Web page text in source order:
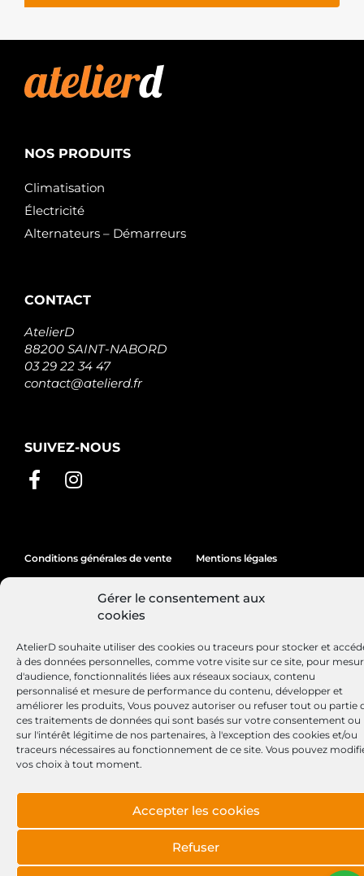
Gérer le consentement aux
cookies
AtelierD souhaite utiliser des cookies ou traceurs pour stocker et
à des données personnelles, comme votre visite sur ce site, pour
d'audience, fonctionnalités liées aux réseaux sociaux, contenu
personnalisé et mesure de performance du contenu, développer et
améliorer les produits, Vous pouvez autoriser ou refuser tout ou partie
ces traitements de données qui sont basés sur votre consentement ou
sur l'intérêt légitime de nos partenaires, à l'exception des cookies et/ou
traceurs nécessaires au fonctionnement de ce site. Vous pouvez
vos choix à tout moment.
Accepter les cookies
Refuser
NOS PRODUITS
Climatisation
Électricité
Alternateurs – Démarreurs
CONTACT
AtelierD
88200 SAINT-NABORD
03 29 22 34 47
contact@atelierd.fr
SUIVEZ-NOUS
Conditions générales de vente Mentions légales
Site réalisé par LézardsCréation